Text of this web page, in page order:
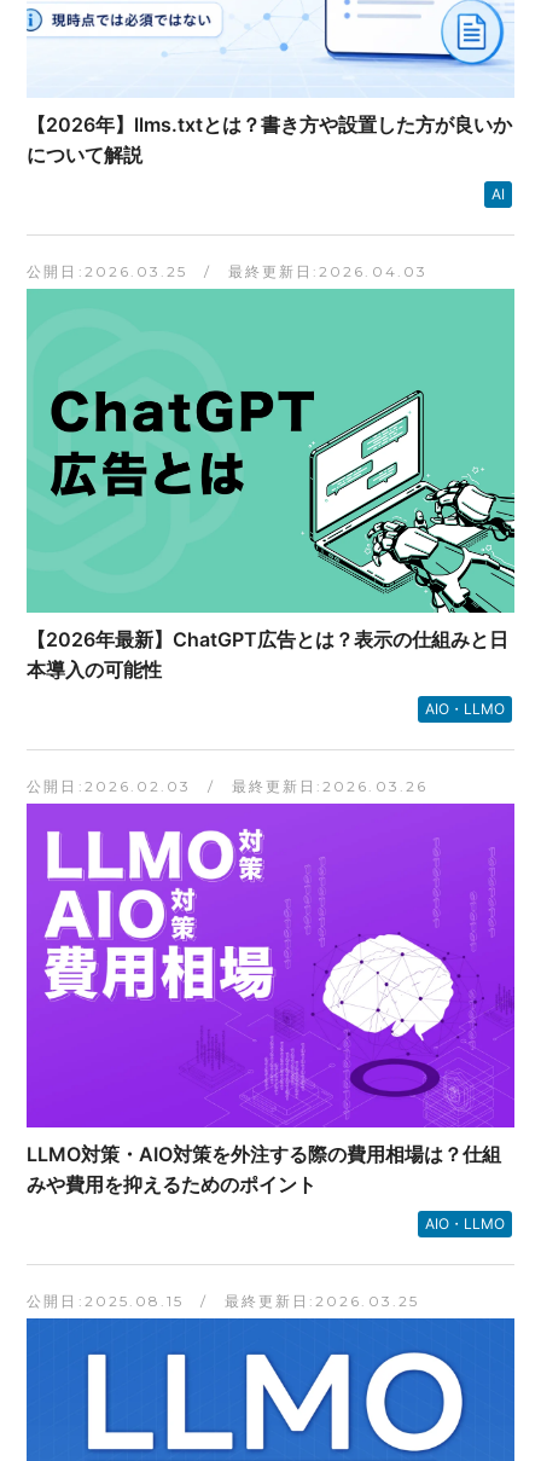
【2026年】llms.txtとは？書き方や設置した方が良いか
について解説
AI
公開日:2026.03.25 / 最終更新日:2026.04.03
【2026年最新】ChatGPT広告とは？表示の仕組みと日
本導入の可能性
AIO・LLMO
公開日:2026.02.03 / 最終更新日:2026.03.26
LLMO対策・AIO対策を外注する際の費用相場は？仕組
みや費用を抑えるためのポイント
AIO・LLMO
公開日:2025.08.15 / 最終更新日:2026.03.25